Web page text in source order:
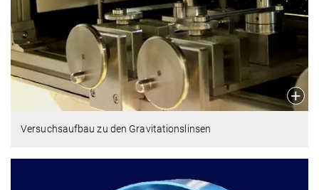
Versuchsaufbau zu den Gravitationslinsen